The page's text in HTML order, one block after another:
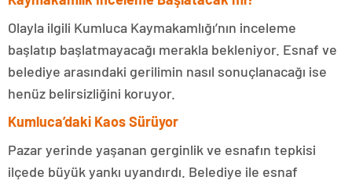
Olayla ilgili Kumluca Kaymakamlığı’nın inceleme
başlatıp başlatmayacağı merakla bekleniyor. Esnaf ve
belediye arasındaki gerilimin nasıl sonuçlanacağı ise
henüz belirsizliğini koruyor.
Kumluca’daki Kaos Sürüyor
Pazar yerinde yaşanan gerginlik ve esnafın tepkisi
ilçede büyük yankı uyandırdı. Belediye ile esnaf